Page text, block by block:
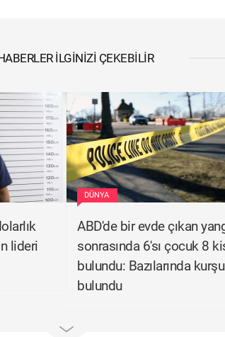
İLGINIZI ÇEKEBILIR
lideri
DÜNYA
ABD'de bir evde çıkan
sonrasında 6'sı çocuk 8
bulundu: Bazılarında
bulundu